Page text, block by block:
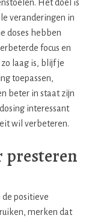
Het doel is
veranderingen in
doses hebben
focus en
laag is, blijf je
toepassen,
beter in staat zijn
interessant
wil verbeteren.
presteren
positieve
merken dat